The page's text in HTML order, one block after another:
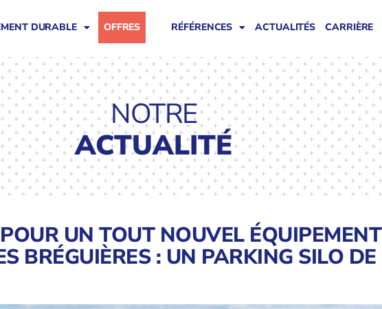
DURABLE OFFRES RÉFÉRENCES ACTUALITÉS CARRIÈRE
NOTRE
ACTUALITÉ
UN TOUT NOUVEL ÉQUIPEMENT
BRÉGUIÈRES : UN PARKING SILO DE